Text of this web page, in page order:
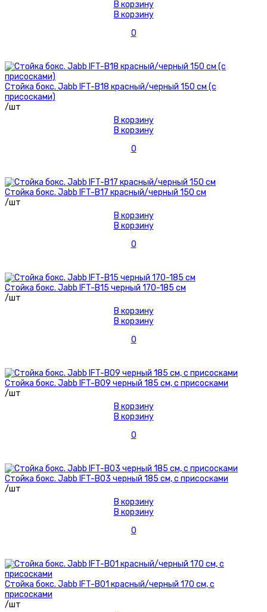
В корзину
В корзину
0
Стойка бокс. Jabb IFT-B18 красный/черный 150 см (с
присосками)
/шт
В корзину
В корзину
0
Стойка бокс. Jabb IFT-B17 красный/черный 150 см
/шт
В корзину
В корзину
0
Стойка бокс. Jabb IFT-B15 черный 170-185 см
/шт
В корзину
В корзину
0
Стойка бокс. Jabb IFT-B09 черный 185 см, с присосками
/шт
В корзину
В корзину
0
Стойка бокс. Jabb IFT-B03 черный 185 см, с присосками
/шт
В корзину
В корзину
0
Стойка бокс. Jabb IFT-B01 красный/черный 170 см, с
присосками
/шт